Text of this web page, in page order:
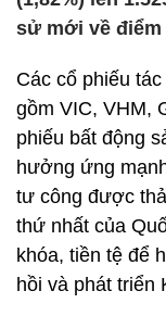
sử mới về điểm
Các cổ phiếu
gồm VIC, VHM,
phiếu bất động
hưởng ứng
tư công được
thứ nhất của
khóa, tiền tệ để
hồi và phát triển